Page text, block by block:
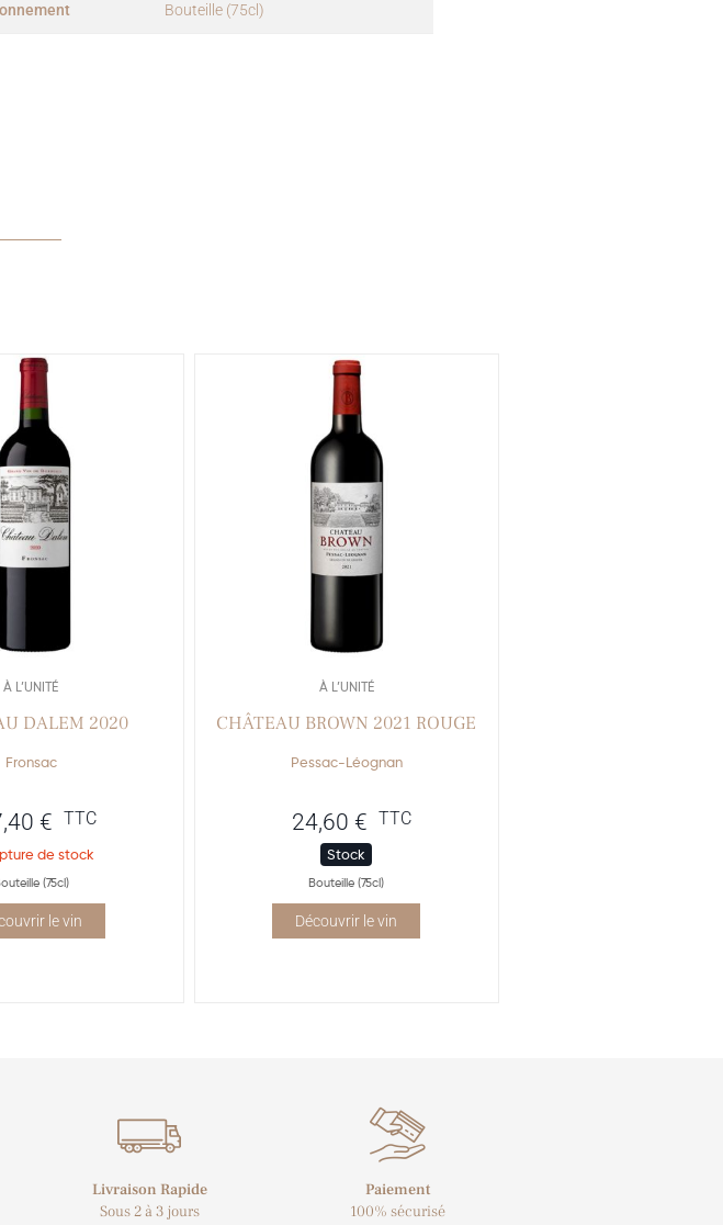
Bouteille (75cl)
À L’UNITÉ
DALEM 2020
Fronsac
€ TTC
de stock
(75cl)
le vin
À L’UNITÉ
CHÂTEAU BROWN 2021 ROUGE
Pessac-Léognan
24,60€ TTC
Stock
Bouteille (75cl)
Découvrir le vin
Livraison Rapide
Sous 2 à 3 jours
Paiement
100% sécurisé